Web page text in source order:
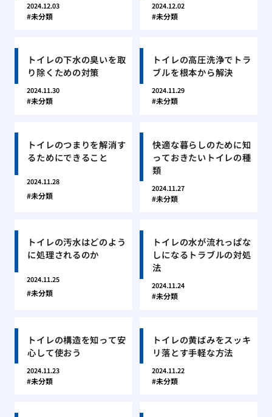
2024.12.03
未分類
2024.12.02
未分類
トイレの下水の臭いを取
り除くための対策
2024.11.30
未分類
トイレの高圧洗浄でトラ
ブルを根本から解決
2024.11.29
未分類
トイレのつまりを解消す
るためにできること
2024.11.28
未分類
快適な暮らしのために知
っておきたいトイレの種
類
2024.11.27
未分類
トイレの汚水はどのよう
に処理されるのか
2024.11.25
未分類
トイレの水が流れっぱな
しになるトラブルの対処
法
2024.11.24
未分類
トイレの構造を知って安
心して使おう
2024.11.23
未分類
トイレの黄ばみをスッキ
リ落とす手軽な方法
2024.11.22
未分類